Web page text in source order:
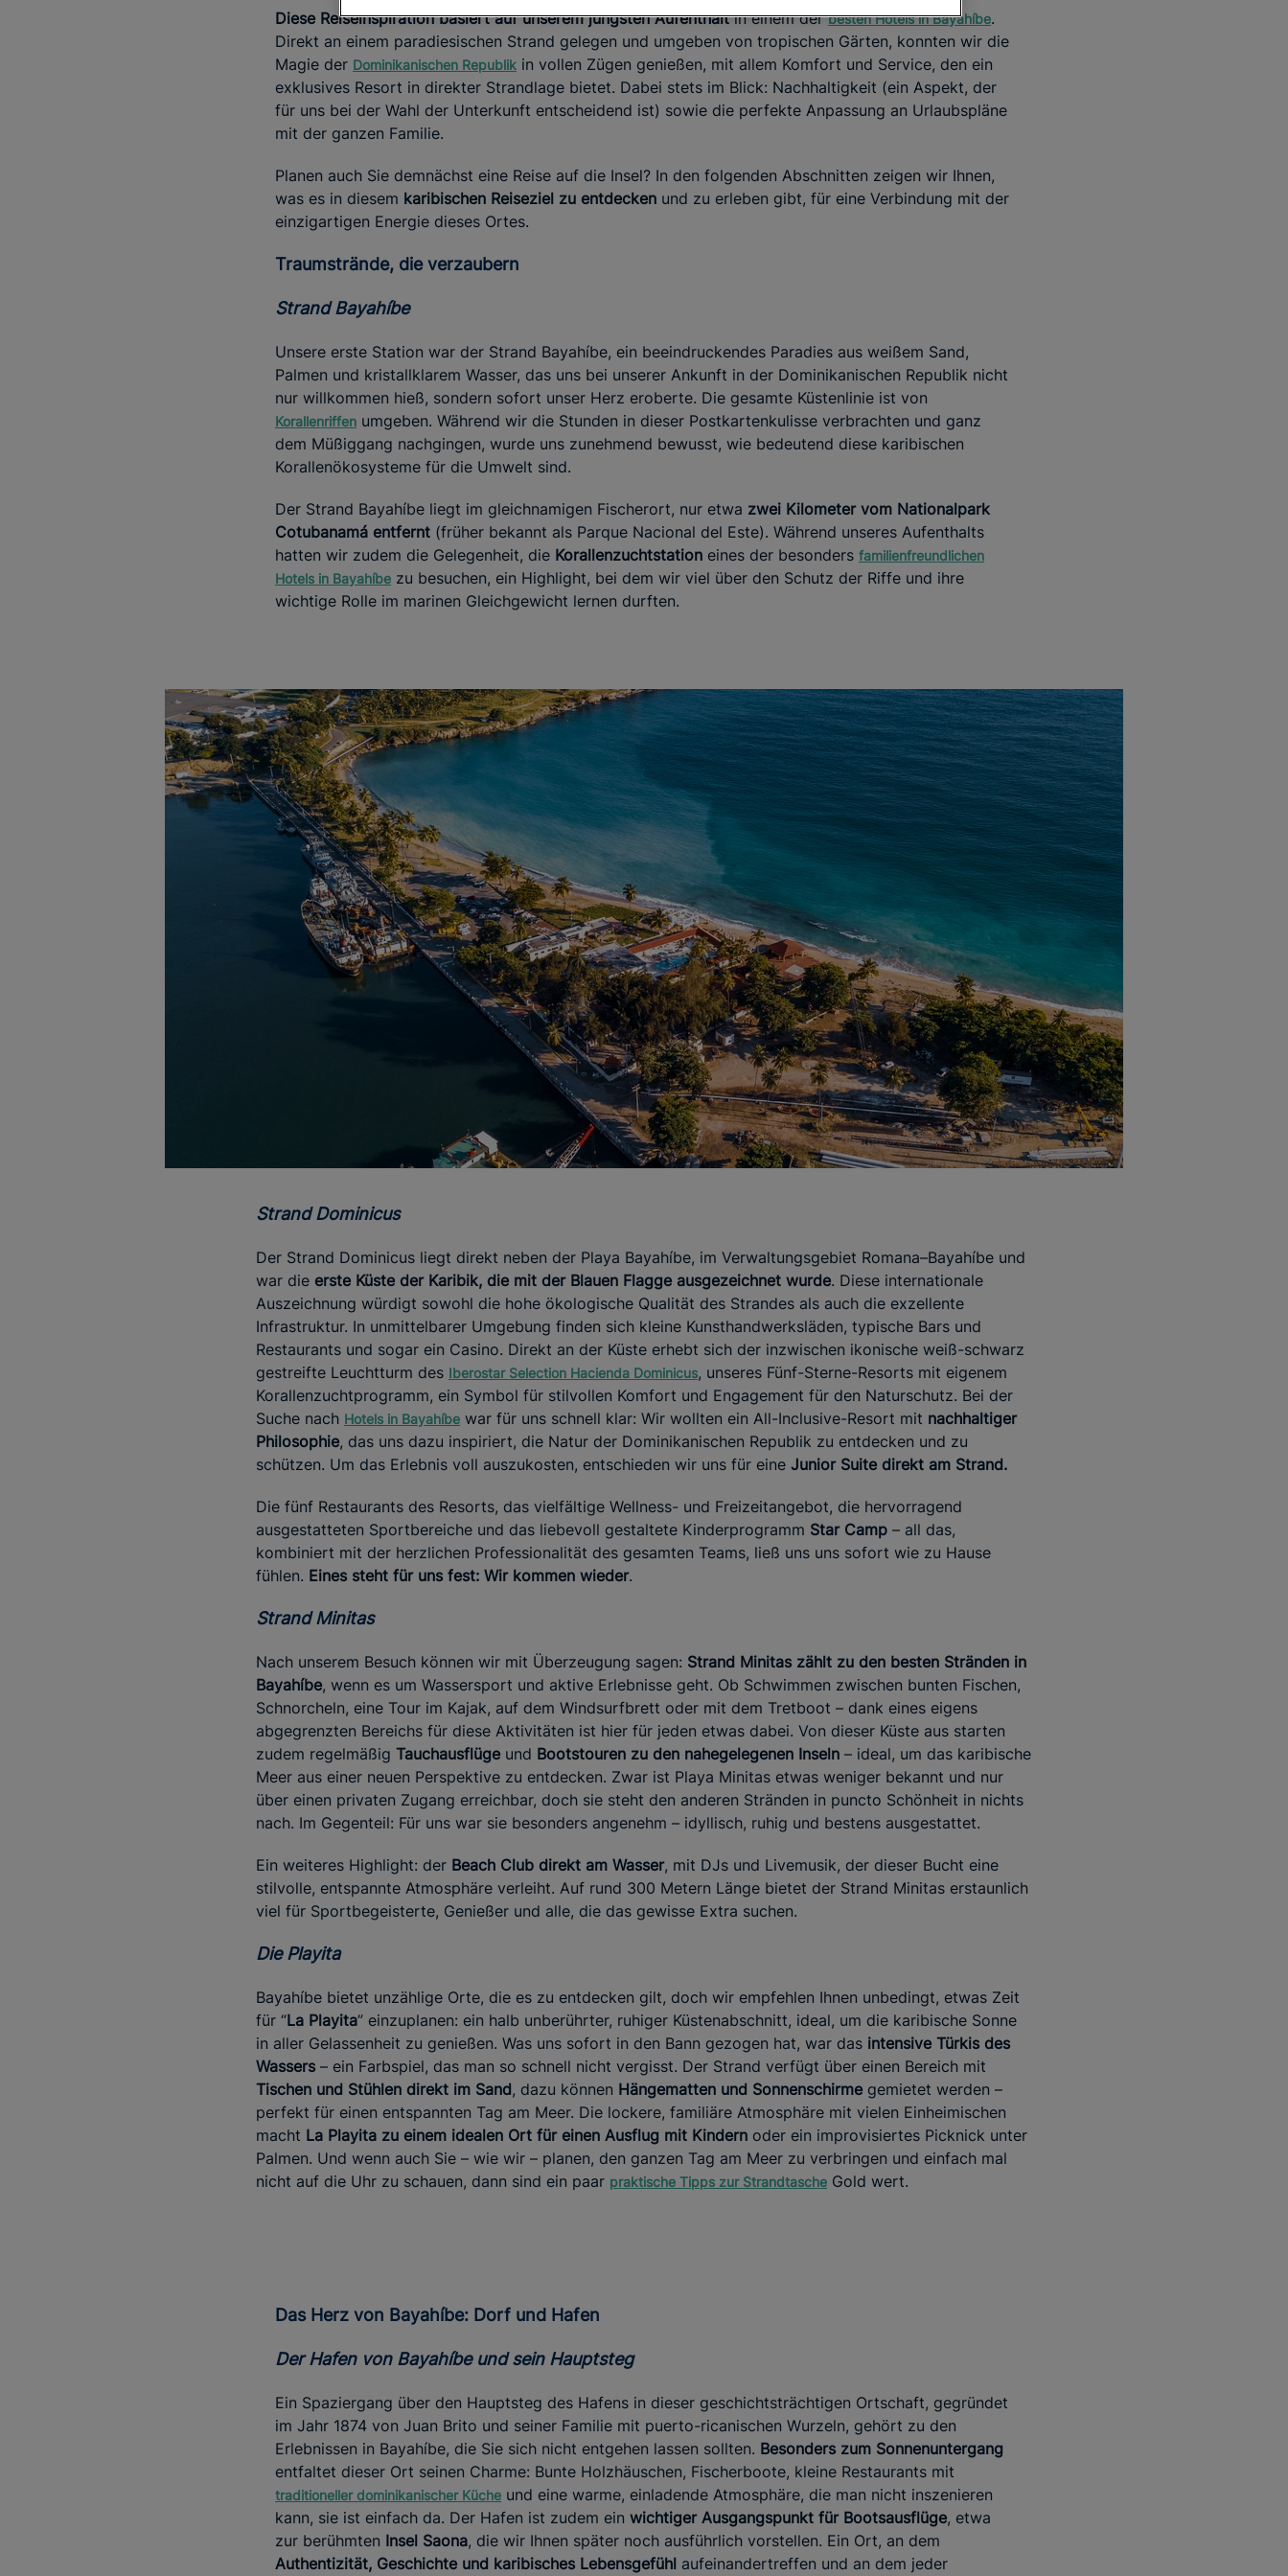
Diese Reiseinspiration basiert auf unserem jüngsten Aufenthaltin einem derbesten Hotels in Bayahíbe.
Direkt an einem paradiesischen Strand gelegen und umgeben von tropischen Gärten, konnten wir die
Magie der Dominikanischen Republik in vollen Zügen genießen, mit allem Komfort und Service, den ein
exklusives Resort in direkter Strandlage bietet. Dabei stets im Blick: Nachhaltigkeit (ein Aspekt, der
für uns bei der Wahl der Unterkunft entscheidend ist) sowie die perfekte Anpassung an Urlaubspläne
mit der ganzen Familie.
Planen auch Sie demnächst eine Reise auf die Insel? In den folgenden Abschnitten zeigen wir Ihnen,
was es in diesem karibischen Reiseziel zu entdecken und zu erleben gibt, für eine Verbindung mit der
einzigartigen Energie dieses Ortes.
Traumstrände, die verzaubern
Strand Bayahíbe
Unsere erste Station war der Strand Bayahíbe, ein beeindruckendes Paradies aus weißem Sand,
Palmen und kristallklarem Wasser, das uns bei unserer Ankunft in der Dominikanischen Republik nicht
nur willkommen hieß, sondern sofort unser Herz eroberte. Die gesamte Küstenlinie ist von
Korallenriffen umgeben. Während wir die Stunden in dieser Postkartenkulisse verbrachten und ganz
dem Müßiggang nachgingen, wurde uns zunehmend bewusst, wie bedeutend diese karibischen
Korallenökosysteme für die Umwelt sind.
Der Strand Bayahíbe liegt im gleichnamigen Fischerort, nur etwa zwei Kilometer vom Nationalpark
Cotubanamá entfernt (früher bekannt als Parque Nacional del Este). Während unseres Aufenthalts
hatten wir zudem die Gelegenheit, die Korallenzuchtstation eines der besonders familienfreundlichen
Hotels in Bayahíbe zu besuchen, ein Highlight, bei dem wir viel über den Schutz der Riffe und ihre
wichtige Rolle im marinen Gleichgewicht lernen durften.
Strand Dominicus
Der Strand Dominicus liegt direkt neben der Playa Bayahíbe, im Verwaltungsgebiet Romana–Bayahíbe und
war die erste Küste der Karibik, die mit der Blauen Flagge ausgezeichnet wurde. Diese internationale
Auszeichnung würdigt sowohl die hohe ökologische Qualität des Strandes als auch die exzellente
Infrastruktur. In unmittelbarer Umgebung finden sich kleine Kunsthandwerksläden, typische Bars und
Restaurants und sogar ein Casino. Direkt an der Küste erhebt sich der inzwischen ikonische weiß-schwarz
gestreifte Leuchtturm des Iberostar Selection Hacienda Dominicus, unseres Fünf-Sterne-Resorts mit eigenem
Korallenzuchtprogramm, ein Symbol für stilvollen Komfort und Engagement für den Naturschutz. Bei der
Suche nach Hotels in Bayahíbe war für uns schnell klar: Wir wollten ein All-Inclusive-Resort mit nachhaltiger
Philosophie, das uns dazu inspiriert, die Natur der Dominikanischen Republik zu entdecken und zu
schützen. Um das Erlebnis voll auszukosten, entschieden wir uns für eine Junior Suite direkt am Strand.
Die fünf Restaurants des Resorts, das vielfältige Wellness- und Freizeitangebot, die hervorragend
ausgestatteten Sportbereiche und das liebevoll gestaltete Kinderprogramm Star Camp – all das,
kombiniert mit der herzlichen Professionalität des gesamten Teams, ließ uns uns sofort wie zu Hause
fühlen. Eines steht für uns fest: Wir kommen wieder.
Strand Minitas
Nach unserem Besuch können wir mit Überzeugung sagen: Strand Minitas zählt zu den besten Stränden in
Bayahíbe, wenn es um Wassersport und aktive Erlebnisse geht. Ob Schwimmen zwischen bunten Fischen,
Schnorcheln, eine Tour im Kajak, auf dem Windsurfbrett oder mit dem Tretboot – dank eines eigens
abgegrenzten Bereichs für diese Aktivitäten ist hier für jeden etwas dabei. Von dieser Küste aus starten
zudem regelmäßig Tauchausflüge und Bootstouren zu den nahegelegenen Inseln – ideal, um das karibische
Meer aus einer neuen Perspektive zu entdecken. Zwar ist Playa Minitas etwas weniger bekannt und nur
über einen privaten Zugang erreichbar, doch sie steht den anderen Stränden in puncto Schönheit in nichts
nach. Im Gegenteil: Für uns war sie besonders angenehm – idyllisch, ruhig und bestens ausgestattet.
Ein weiteres Highlight: der Beach Club direkt am Wasser, mit DJs und Livemusik, der dieser Bucht eine
stilvolle, entspannte Atmosphäre verleiht. Auf rund 300 Metern Länge bietet der Strand Minitas erstaunlich
viel für Sportbegeisterte, Genießer und alle, die das gewisse Extra suchen.
Die Playita
Bayahíbe bietet unzählige Orte, die es zu entdecken gilt, doch wir empfehlen Ihnen unbedingt, etwas Zeit
für “La Playita” einzuplanen: ein halb unberührter, ruhiger Küstenabschnitt, ideal, um die karibische Sonne
in aller Gelassenheit zu genießen. Was uns sofort in den Bann gezogen hat, war das intensive Türkis des
Wassers – ein Farbspiel, das man so schnell nicht vergisst. Der Strand verfügt über einen Bereich mit
Tischen und Stühlen direkt im Sand, dazu können Hängematten und Sonnenschirme gemietet werden –
perfekt für einen entspannten Tag am Meer. Die lockere, familiäre Atmosphäre mit vielen Einheimischen
macht La Playita zu einem idealen Ort für einen Ausflug mit Kindern oder ein improvisiertes Picknick unter
Palmen. Und wenn auch Sie – wie wir – planen, den ganzen Tag am Meer zu verbringen und einfach mal
nicht auf die Uhr zu schauen, dann sind ein paar praktische Tipps zur Strandtasche Gold wert.
Das Herz von Bayahíbe: Dorf und Hafen
Der Hafen von Bayahíbe und sein Hauptsteg
Ein Spaziergang über den Hauptsteg des Hafens in dieser geschichtsträchtigen Ortschaft, gegründet
im Jahr 1874 von Juan Brito und seiner Familie mit puerto-ricanischen Wurzeln, gehört zu den
Erlebnissen in Bayahíbe, die Sie sich nicht entgehen lassen sollten. Besonders zum Sonnenuntergang
entfaltet dieser Ort seinen Charme: Bunte Holzhäuschen, Fischerboote, kleine Restaurants mit
traditioneller dominikanischer Küche und eine warme, einladende Atmosphäre, die man nicht inszenieren
kann, sie ist einfach da. Der Hafen ist zudem ein wichtiger Ausgangspunkt für Bootsausflüge, etwa
zur berühmten Insel Saona, die wir Ihnen später noch ausführlich vorstellen. Ein Ort, an dem
Authentizität, Geschichte und karibisches Lebensgefühl aufeinandertreffen und an dem jeder